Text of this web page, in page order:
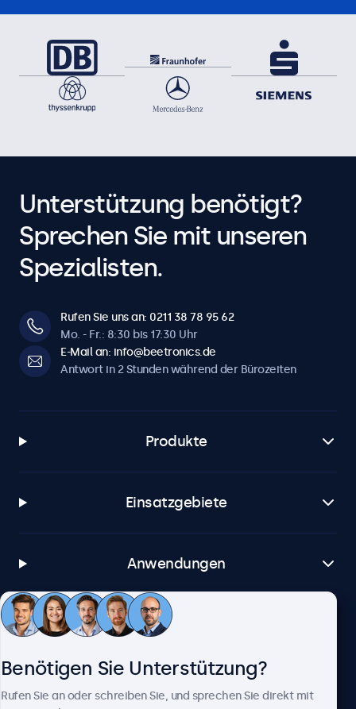
Unterstützung benötigt?
Sprechen Sie mit unseren
Spezialisten.
Rufen Sie uns an: 0211 38 78 95 62
Mo. - Fr.: 8:30 bis 17:30 Uhr
E-Mail an: info@beetronics.de
Antwort in 2 Stunden während der Bürozeiten
Produkte
Einsatzgebiete
Anwendungen
Kundenservice
Benötigen Sie Unterstützung?
Rufen Sie an oder schreiben Sie, und sprechen Sie direkt mit